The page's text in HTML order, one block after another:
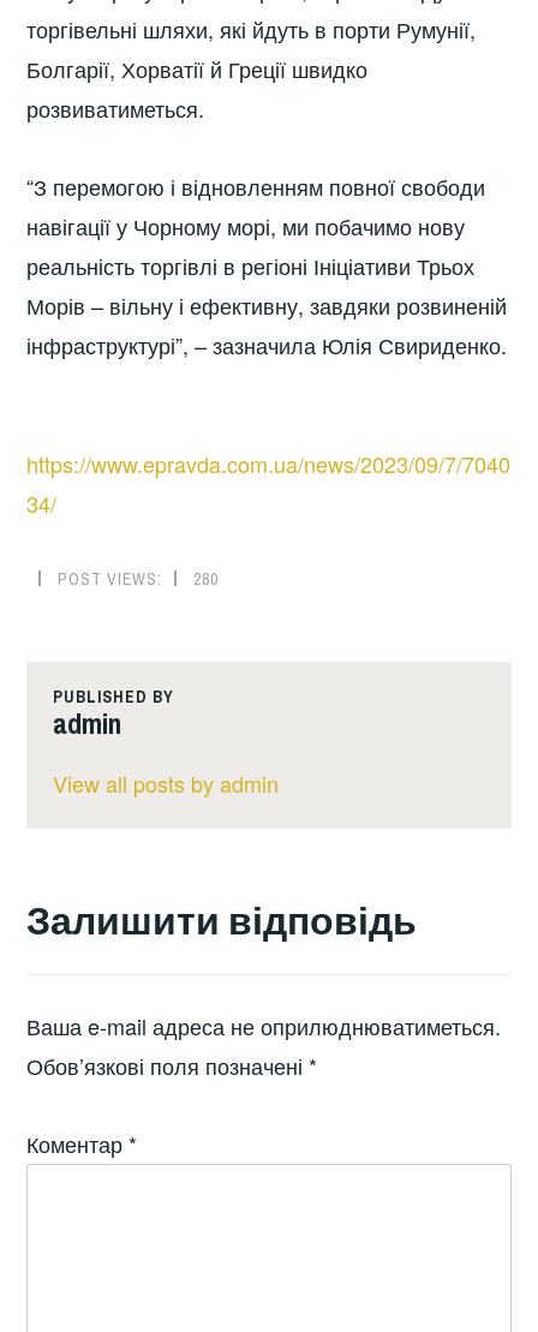
торгівельні шляхи, які йдуть в порти Румунії,
Болгарії, Хорватії й Греції швидко
розвиватиметься.
“З перемогою і відновленням повної свободи
навігації у Чорному морі, ми побачимо нову
реальність торгівлі в регіоні Ініціативи Трьох
Морів – вільну і ефективну, завдяки розвиненій
інфраструктурі”, – зазначила Юлія Свириденко.
https://www.epravda.com.ua/news/2023/09/7/7040
34/
POST VIEWS: 280
PUBLISHED BY
admin
View all posts by admin
Залишити відповідь
Ваша e-mail адреса не оприлюднюватиметься.
Обов’язкові поля позначені *
Коментар *